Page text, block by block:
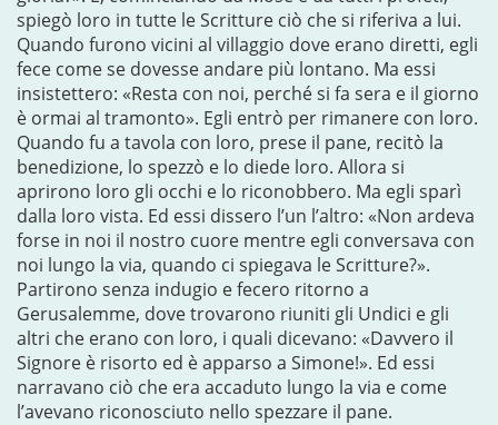
spiegò loro in tutte le Scritture ciò che si riferiva a lui.
Quando furono vicini al villaggio dove erano diretti, egli
fece come se dovesse andare più lontano. Ma essi
insistettero: «Resta con noi, perché si fa sera e il giorno
è ormai al tramonto». Egli entrò per rimanere con loro.
Quando fu a tavola con loro, prese il pane, recitò la
benedizione, lo spezzò e lo diede loro. Allora si
aprirono loro gli occhi e lo riconobbero. Ma egli sparì
dalla loro vista. Ed essi dissero l’un l’altro: «Non ardeva
forse in noi il nostro cuore mentre egli conversava con
noi lungo la via, quando ci spiegava le Scritture?».
Partirono senza indugio e fecero ritorno a
Gerusalemme, dove trovarono riuniti gli Undici e gli
altri che erano con loro, i quali dicevano: «Davvero il
Signore è risorto ed è apparso a Simone!». Ed essi
narravano ciò che era accaduto lungo la via e come
l’avevano riconosciuto nello spezzare il pane.